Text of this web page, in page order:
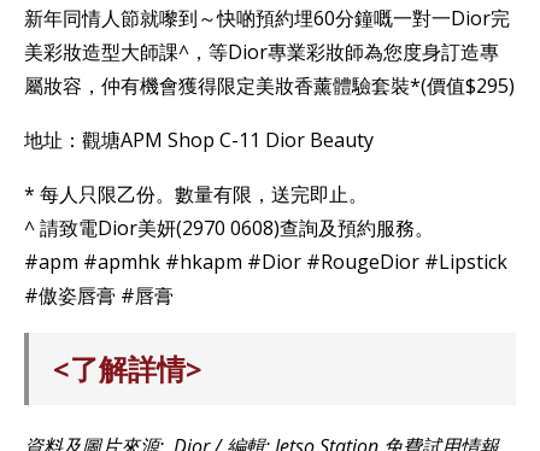
新年同情人節就嚟到～快啲預約埋60分鐘嘅一對一Dior完
美彩妝造型大師課^，等Dior專業彩妝師為您度身訂造專
屬妝容，仲有機會獲得限定美妝香薰體驗套裝*(價值$295)
地址：觀塘APM Shop C-11 Dior Beauty
* 每人只限乙份。數量有限，送完即止。
^ 請致電Dior美妍(2970 0608)查詢及預約服務。
#apm #apmhk #hkapm #Dior #RougeDior #Lipstick
#傲姿唇膏 #唇膏
<了解詳情>